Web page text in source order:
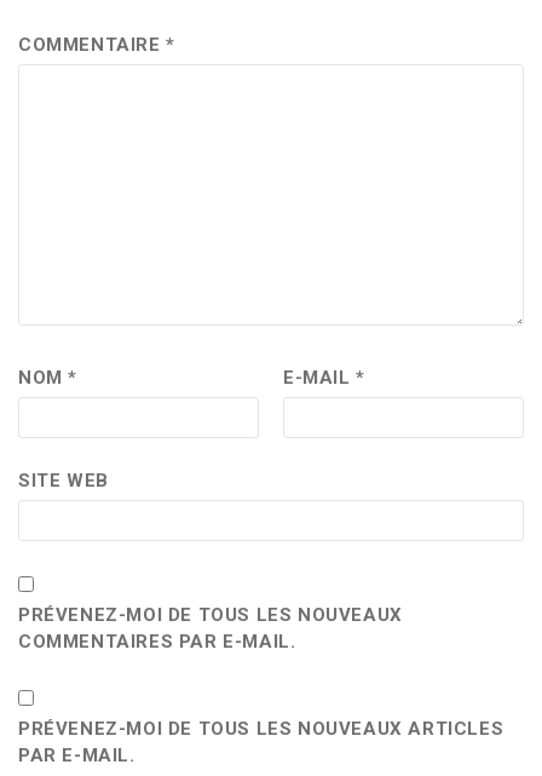
COMMENTAIRE*
NOM* E-MAIL*
SITE WEB
PRÉVENEZ-MOI DE TOUS LES NOUVEAUX
COMMENTAIRES PAR E-MAIL.
PRÉVENEZ-MOI DE TOUS LES NOUVEAUX ARTICLES
PAR E-MAIL.